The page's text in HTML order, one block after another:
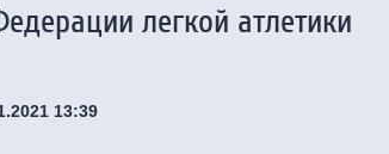
легкой атлетики
13:39